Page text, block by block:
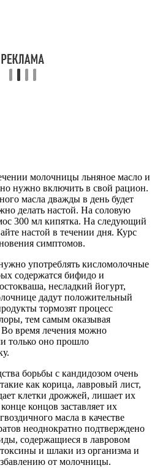
молочницы льняное масло и
нужно включить в свой рацион.
масла дважды в день будет
делать настой. На соловую
300 мл кипятка. На следующий
настой в течении дня. Курс
симптомов.
употреблять кисломолочные
содержатся бифидо и
несладкий йогурт,
дадут положительный
тормозят процесс
тем самым оказывая
время лечения можно
только оно прошло
борьбы с кандидозом очень
как корица, лавровый лист,
клетки дрожжей, лишает их
концов заставляет их
масла в качестве
неоднократно подтверждено
содержащиеся в лавровом
и шлаки из организма и
от молочницы.